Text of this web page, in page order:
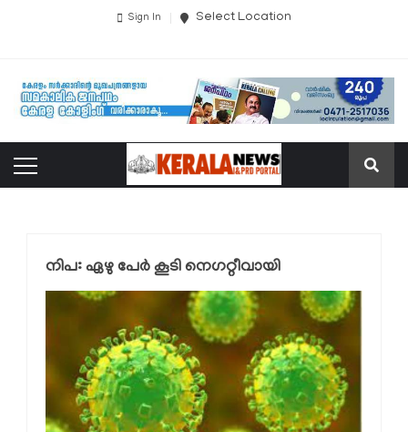
Sign In Select Location
നിപ: ഏഴു പേര്‍ കൂടി നെഗറ്റീവായി